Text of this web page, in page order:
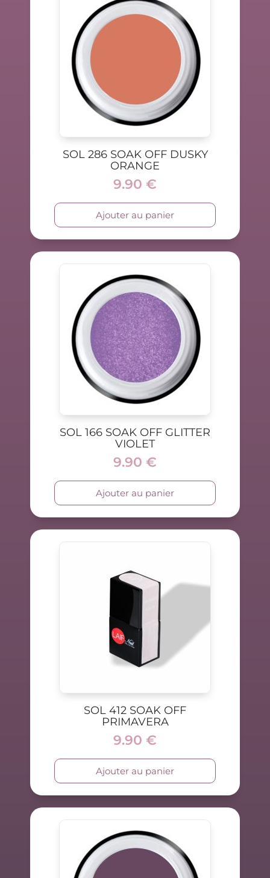
SOL 286 SOAK OFF DUSKY
ORANGE
9.90 €
Ajouter au panier
SOL 166 SOAK OFF GLITTER
VIOLET
9.90 €
Ajouter au panier
SOL 412 SOAK OFF
PRIMAVERA
9.90 €
Ajouter au panier